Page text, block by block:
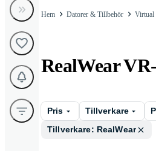
Hem Datorer & Tillbehör Virtual
RealWear
Pris Tillverkare
Tillverkare: RealWear